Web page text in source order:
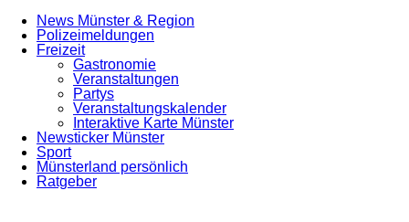
News Münster & Region
Polizeimeldungen
Freizeit
Gastronomie
Veranstaltungen
Partys
Veranstaltungskalender
Interaktive Karte Münster
Newsticker Münster
Sport
Münsterland persönlich
Ratgeber